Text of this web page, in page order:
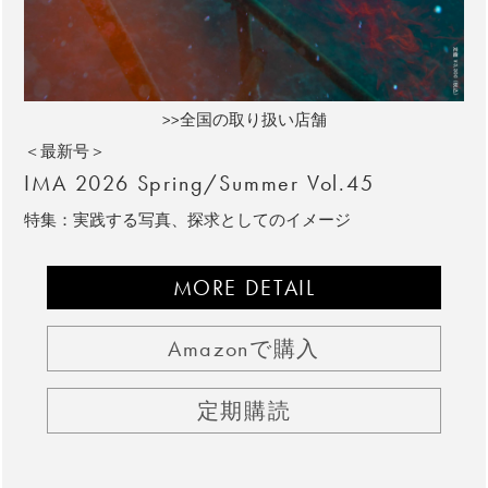
>>全国の取り扱い店舗
＜最新号＞
IMA 2026 Spring/Summer Vol.45
特集：実践する写真、探求としてのイメージ
MORE DETAIL
Amazonで購入
定期購読